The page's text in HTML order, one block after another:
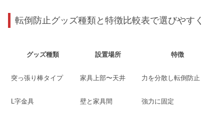
転倒防止グッズ種類と特徴比較表で選びやすく
グッズ種類 設置場所 特徴
突っ張り棒タイプ 家具上部〜天井 力を分散し転倒防止
L字金具 壁と家具間 強力に固定